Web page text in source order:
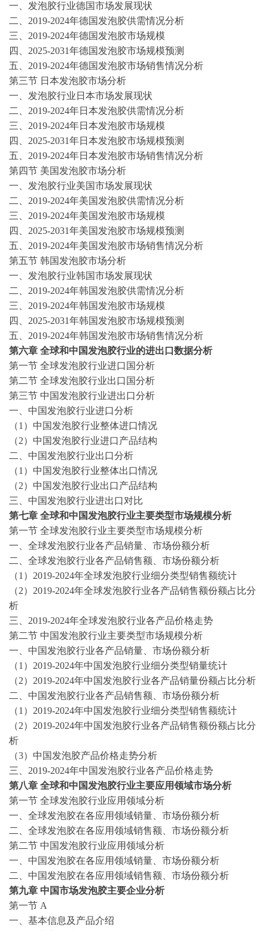
一、 发泡胶行业德国市场发展现状
二、 2019-2024年德国发泡胶供需情况分析
三、 2019-2024年德国发泡胶市场规模
四、 2025-2031年德国发泡胶市场规模预测
五、 2019-2024年德国发泡胶市场销售情况分析
第三节 日本发泡胶市场分析
一、 发泡胶行业日本市场发展现状
二、 2019-2024年日本发泡胶供需情况分析
三、 2019-2024年日本发泡胶市场规模
四、 2025-2031年日本发泡胶市场规模预测
五、 2019-2024年日本发泡胶市场销售情况分析
第四节 美国发泡胶市场分析
一、 发泡胶行业美国市场发展现状
二、 2019-2024年美国发泡胶供需情况分析
三、 2019-2024年美国发泡胶市场规模
四、 2025-2031年美国发泡胶市场规模预测
五、 2019-2024年美国发泡胶市场销售情况分析
第五节 韩国发泡胶市场分析
一、 发泡胶行业韩国市场发展现状
二、 2019-2024年韩国发泡胶供需情况分析
三、 2019-2024年韩国发泡胶市场规模
四、 2025-2031年韩国发泡胶市场规模预测
五、 2019-2024年韩国发泡胶市场销售情况分析
第六章 全球和中国发泡胶行业的进出口数据分析
第一节 全球发泡胶行业进口国分析
第二节 全球发泡胶行业出口国分析
第三节 中国发泡胶行业进出口分析
一、中国发泡胶行业进口分析
（1）中国发泡胶行业整体进口情况
（2）中国发泡胶行业进口产品结构
二、中国发泡胶行业出口分析
（1）中国发泡胶行业整体出口情况
（2）中国发泡胶行业出口产品结构
三、中国发泡胶行业进出口对比
第七章 全球和中国发泡胶行业主要类型市场规模分析
第一节 全球发泡胶行业主要类型市场规模分析
一、全球发泡胶行业各产品销量、市场份额分析
二、全球发泡胶行业各产品销售额、市场份额分析
（1） 2019-2024年全球发泡胶行业细分类型销售额统计
（2） 2019-2024年全球发泡胶行业各产品销售额份额占比分
析
三、 2019-2024年全球发泡胶行业各产品价格走势
第二节 中国发泡胶行业主要类型市场规模分析
一、中国发泡胶行业各产品销量、市场份额分析
（1） 2019-2024年中国发泡胶行业细分类型销量统计
（2） 2019-2024年中国发泡胶行业各产品销量份额占比分析
二、中国发泡胶行业各产品销售额、市场份额分析
（1） 2019-2024年中国发泡胶行业细分类型销售额统计
（2） 2019-2024年中国发泡胶行业各产品销售额份额占比分
析
（3）中国发泡胶产品价格走势分析
三、 2019-2024年中国发泡胶行业各产品价格走势
第八章 全球和中国发泡胶行业主要应用领域市场分析
第一节 全球发泡胶行业应用领域分析
一、全球发泡胶在各应用领域销量、市场份额分析
二、全球发泡胶在各应用领域销售额、市场份额分析
第二节 中国发泡胶行业应用领域分析
一、中国发泡胶在各应用领域销量、市场份额分析
二、中国发泡胶在各应用领域销售额、市场份额分析
第九章 中国市场发泡胶主要企业分析
第一节 A
一、基本信息及产品介绍